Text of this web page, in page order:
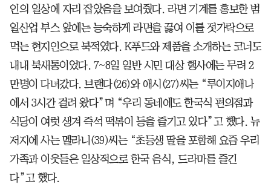
인의 일상에 자리 잡았음을 보여줬다. 라면 기계를 홍보한 범
일산업 부스 앞에는 능숙하게 라면을 끓여 이를 젓가락으로
먹는 현지인으로 북적였다. K푸드와 제품을 소개하는 코너도
내내 북새통이었다. 7~8일 일반 시민 대상 행사에는 무려 2
만명이 다녀갔다. 브랜다(26)와 애시(27)씨는 “루이지애나
에서 3시간 걸려 왔다”며 “우리 동네에도 한국식 편의점과
식당이 여럿 생겨 즉석 떡볶이 등을 즐기고 있다”고 했다. 뉴
저지에 사는 멜라니(39)씨는 “초등생 딸을 포함해 요즘 우리
가족과 이웃들은 일상적으로 한국 음식, 드라마를 즐긴
다”고 했다.